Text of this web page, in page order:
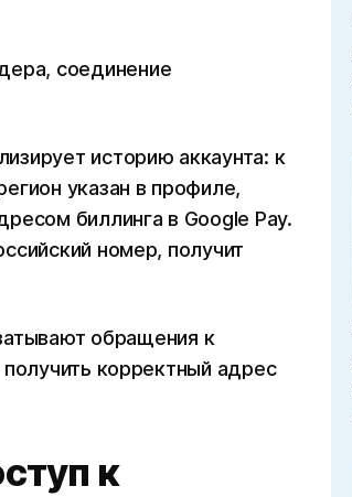
соединение
историю аккаунта: к
указан в профиле,
биллинга в Google Pay.
номер, получит
обращения к
корректный адрес
к